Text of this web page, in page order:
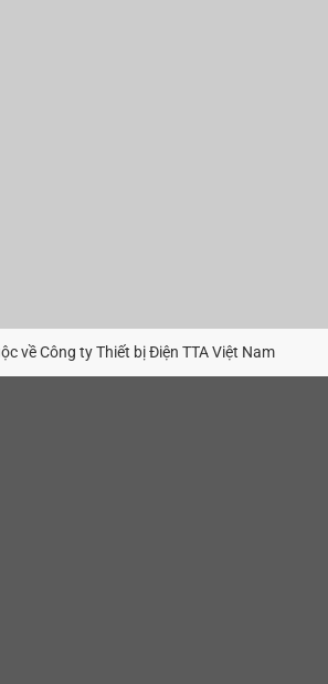
về Công ty Thiết bị Điện TTA Việt Nam